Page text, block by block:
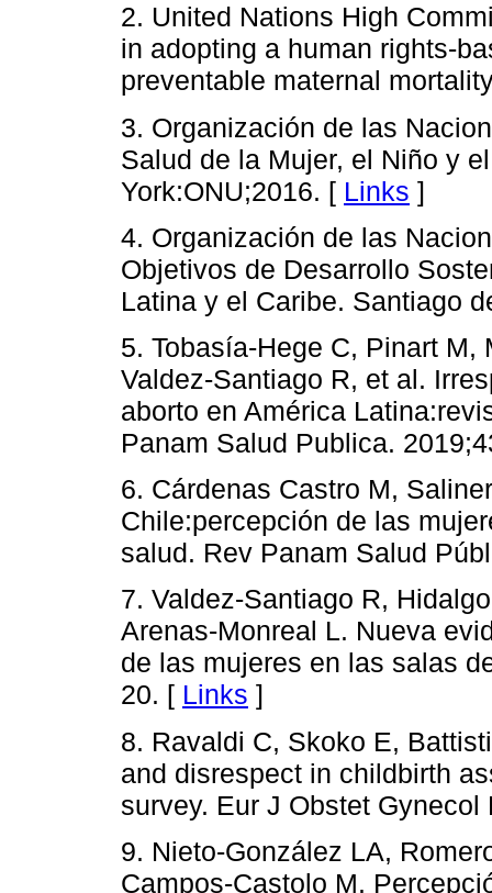
2. United Nations High
in adopting a human rights-
preventable maternal
3. Organización de las
Salud de la Mujer, el Niño y
York:ONU;2016. [ Links ]
4. Organización de las
Objetivos de Desarrollo
Latina y el Caribe. Santiago
5. Tobasía-Hege C, Pinart
Valdez-Santiago R, et al.
aborto en América
Panam Salud Publica.
6. Cárdenas Castro M,
Chile:percepción de las
salud. Rev Panam Salud
7. Valdez-Santiago R,
Arenas-Monreal L. Nueva
de las mujeres en las salas
20. [ Links ]
8. Ravaldi C, Skoko E,
and disrespect in childbirth
survey. Eur J Obstet
9. Nieto-González LA,
Campos-Castolo M.